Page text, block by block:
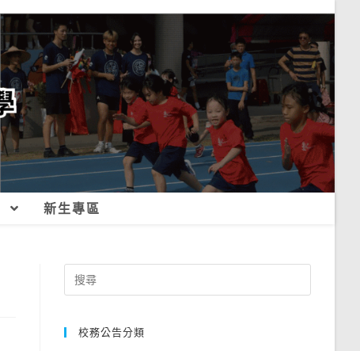
新生專區
Search
for:
校務公告分類